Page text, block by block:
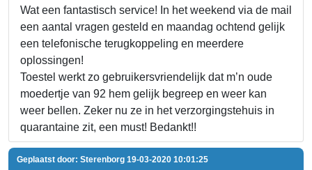
Wat een fantastisch service! In het weekend via de mail
een aantal vragen gesteld en maandag ochtend gelijk
een telefonische terugkoppeling en meerdere
oplossingen!
Toestel werkt zo gebruikersvriendelijk dat m’n oude
moedertje van 92 hem gelijk begreep en weer kan
weer bellen. Zeker nu ze in het verzorgingstehuis in
quarantaine zit, een must! Bedankt!!
Geplaatst door: Sterenborg 19-03-2020 10:01:25